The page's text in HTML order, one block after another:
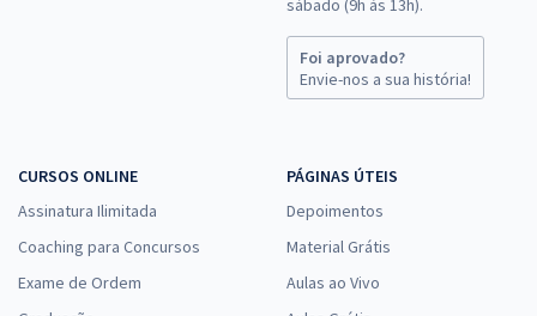
sábado (9h às 13h).
Foi aprovado?
Envie-nos a sua história!
CURSOS ONLINE
Assinatura Ilimitada
Coaching para Concursos
Exame de Ordem
PÁGINAS ÚTEIS
Depoimentos
Material Grátis
Aulas ao Vivo